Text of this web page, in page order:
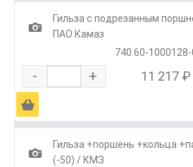
1
Гильза с подрезанным
ПАО Камаз
740.60-
- + 11 217 ₽
Ä
1
Гильза +поршень +кольца
(-50) / КМЗ